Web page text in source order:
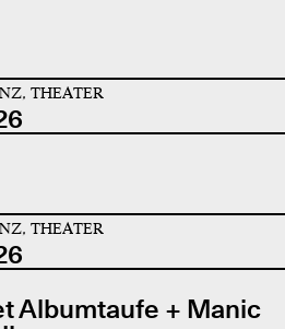
THEATER
THEATER
Albumtaufe + Manic